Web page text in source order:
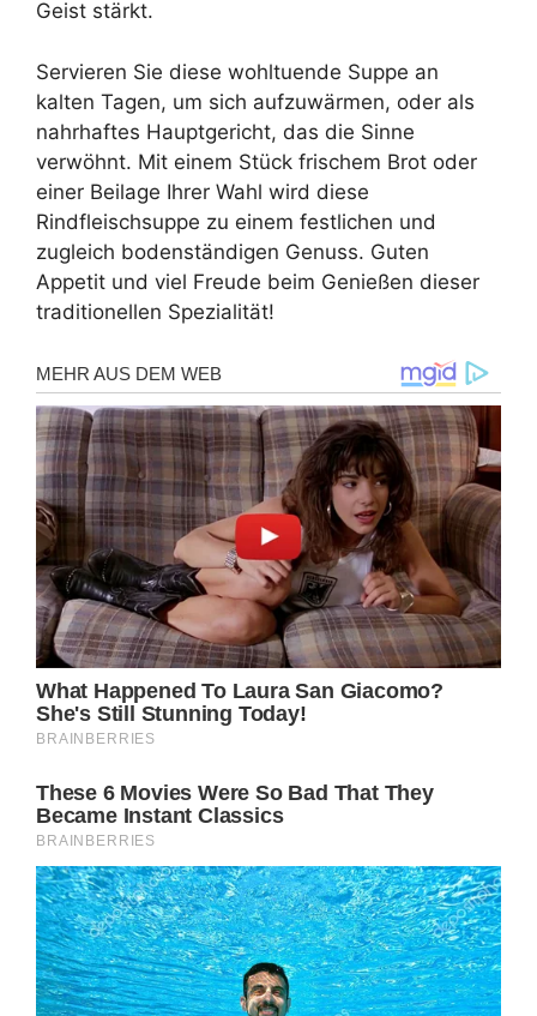
Geist stärkt.
Servieren Sie diese wohltuende Suppe an
kalten Tagen, um sich aufzuwärmen, oder als
nahrhaftes Hauptgericht, das die Sinne
verwöhnt. Mit einem Stück frischem Brot oder
einer Beilage Ihrer Wahl wird diese
Rindfleischsuppe zu einem festlichen und
zugleich bodenständigen Genuss. Guten
Appetit und viel Freude beim Genießen dieser
traditionellen Spezialität!